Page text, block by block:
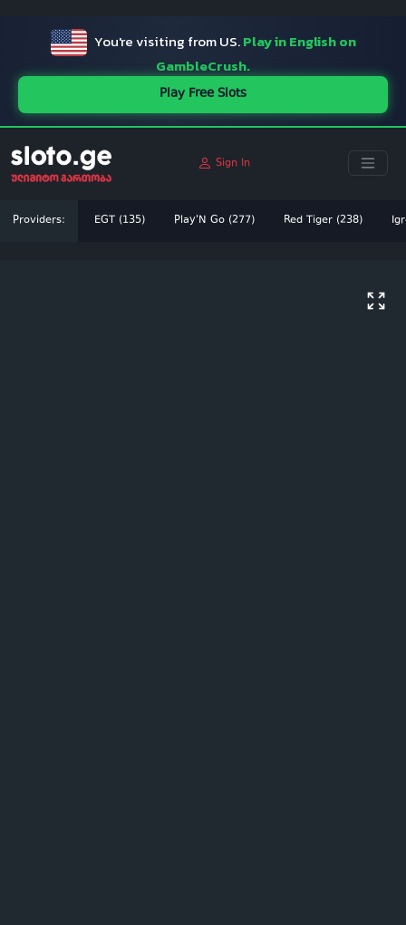
You're visiting from US.Play in English on
GambleCrush.
Play Free Slots
Sign In
Providers: EGT (135) Play'N Go (277) Red Tiger (238)